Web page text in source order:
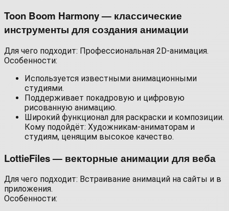
Toon Boom Harmony — классические
инструменты для создания анимации
Для чего подходит: Профессиональная 2D-анимация.
Особенности:
Используется известными анимационными
студиями.
Поддерживает покадровую и цифровую
рисованную анимацию.
Широкий функционал для раскраски и композиции.
Кому подойдёт: Художникам-аниматорам и
студиям, ценящим высокое качество.
LottieFiles — векторные анимации для веба
Для чего подходит: Встраивание анимаций на сайты и в
приложения.
Особенности: